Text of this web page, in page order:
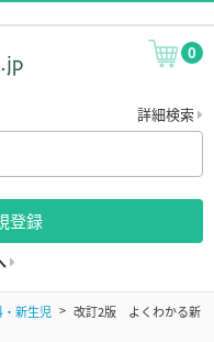
0
詳細検索
登録
新生児
改訂2版 よくわかる新